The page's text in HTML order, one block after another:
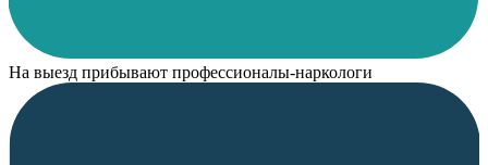
На выезд прибывают профессионалы-наркологи